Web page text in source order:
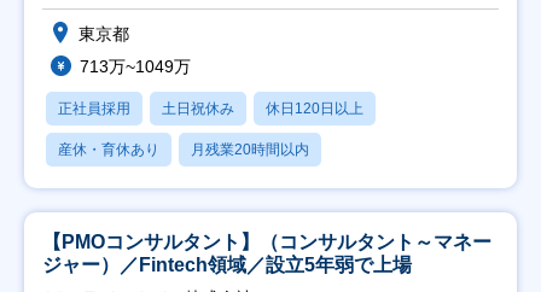
東京都
713万~1049万
正社員採用 土日祝休み 休日120日以上
産休・育休あり 月残業20時間以内
【PMOコンサルタント】（コンサルタント～マネー
ジャー）／Fintech領域／設立5年弱で上場